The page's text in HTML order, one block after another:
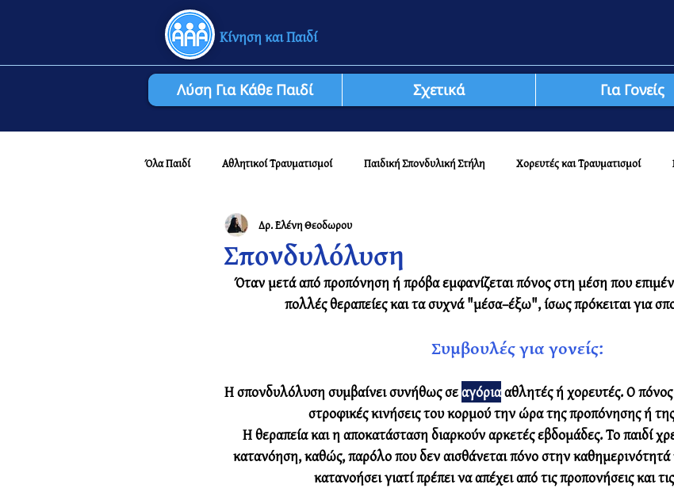
Κίνηση και Παιδί
Λύση Για Κάθε Παιδί Σχετικά Για Γονείς
Όλα Παιδί Αθλητικοί Τραυματισμοί Παιδική Σπονδυλική Στήλη Χορευτές και Τραυματισμοί
Αναπτυξιακό Ποδόσφαιρο: Για Γονείς
Σπονδυλόλυση
Δρ. Ελένη Θεοδωρου
Όταν μετά από προπόνηση ή πρόβα εμφανίζεται πόνος στη μέση που
πολλές θεραπείες και τα συχνά "μέσα–έξω", ίσως πρόκειται για
Συμβουλές για γονείς:
Η σπονδυλόλυση συμβαίνει συνήθως σε αγόρια αθλητές ή χορευτές. Ο
στροφικές κινήσεις του κορμού την ώρα της προπόνησης ή
Η θεραπεία και η αποκατάσταση διαρκούν αρκετές εβδομάδες. Το παιδί
κατανόηση, καθώς, παρόλο που δεν αισθάνεται πόνο στην
κατανοήσει γιατί πρέπει να απέχει από τις προπονήσεις και